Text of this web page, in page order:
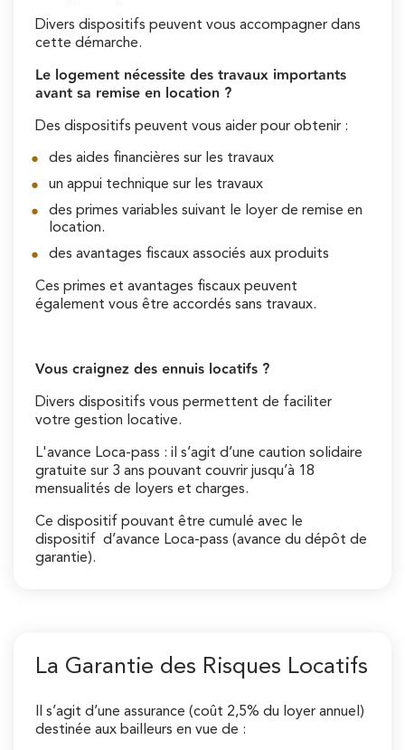
Divers dispositifs peuvent vous accompagner dans
cette démarche.
Le logement nécessite des travaux importants
avant sa remise en location ?
Des dispositifs peuvent vous aider pour obtenir :
des aides financières sur les travaux
un appui technique sur les travaux
des primes variables suivant le loyer de remise en
location.
des avantages fiscaux associés aux produits
Ces primes et avantages fiscaux peuvent
également vous être accordés sans travaux.
Vous craignez des ennuis locatifs ?
Divers dispositifs vous permettent de faciliter
votre gestion locative.
L'avance Loca-pass : il s’agit d’une caution solidaire
gratuite sur 3 ans pouvant couvrir jusqu’à 18
mensualités de loyers et charges.
Ce dispositif pouvant être cumulé avec le
dispositif d’avance Loca-pass (avance du dépôt de
garantie).
La Garantie des Risques Locatifs
Il s’agit d’une assurance (coût 2,5% du loyer annuel)
destinée aux bailleurs en vue de :